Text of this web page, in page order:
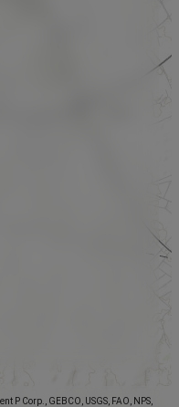
P Corp., GEBCO, USGS, FAO, NPS,